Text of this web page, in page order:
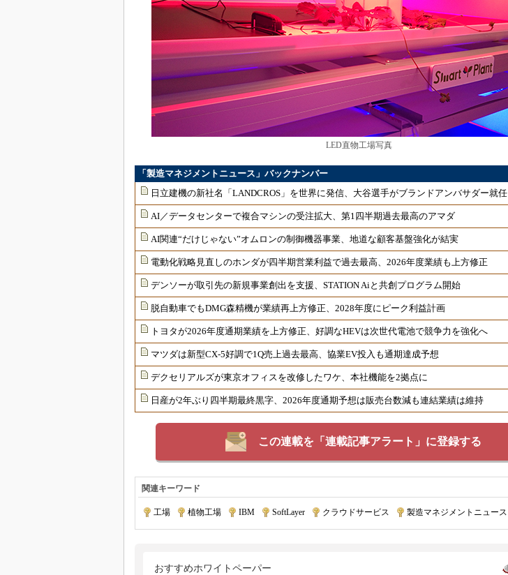
LED直物工場写真
「製造マネジメントニュース」バックナンバー
日立建機の新社名「LANDCROS」を世界に発信、大谷選手がブランドアンバサダー就任
AI／データセンターで複合マシンの受注拡大、第1四半期過去最高のアマダ
AI関連“だけじゃない”オムロンの制御機器事業、地道な顧客基盤強化が結実
電動化戦略見直しのホンダが四半期営業利益で過去最高、2026年度業績も上方修正
デンソーが取引先の新規事業創出を支援、STATION Aiと共創プログラム開始
脱自動車でもDMG森精機が業績再上方修正、2028年度にピーク利益計画
トヨタが2026年度通期業績を上方修正、好調なHEVは次世代電池で競争力を強化へ
マツダは新型CX-5好調で1Q売上過去最高、協業EV投入も通期達成予想
デクセリアルズが東京オフィスを改修したワケ、本社機能を2拠点に
日産が2年ぶり四半期最終黒字、2026年度通期予想は販売台数減も連結業績は維持
この連載を「連載記事アラート」に登録する
関連キーワード
工場 植物工場 IBM SoftLayer クラウドサービス 製造マネジメントニュース
おすすめホワイトペーパー